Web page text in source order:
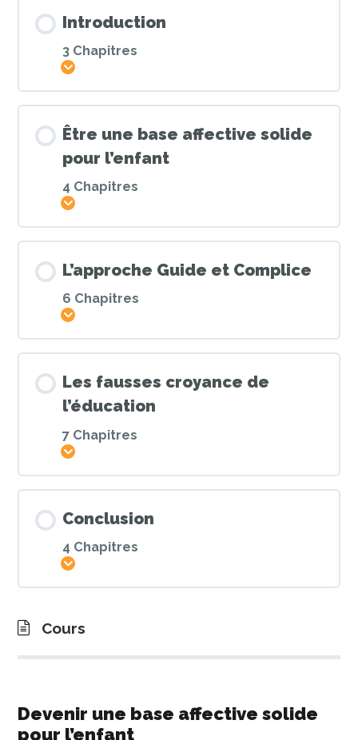
Introduction
3 Chapitres
Être une base affective solide
pour l’enfant
4 Chapitres
L’approche Guide et Complice
6 Chapitres
Les fausses croyance de
l’éducation
7 Chapitres
Conclusion
4 Chapitres
Cours
Devenir une base affective solide
pour l’enfant